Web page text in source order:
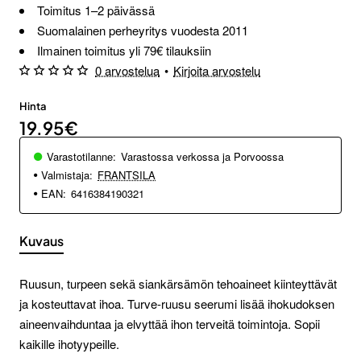
Toimitus 1–2 päivässä
Suomalainen perheyritys vuodesta 2011
Ilmainen toimitus yli 79€ tilauksiin
0 arvostelua • Kirjoita arvostelu
Hinta
19.95€
Varastotilanne: Varastossa verkossa ja Porvoossa
Valmistaja: FRANTSILA
EAN: 6416384190321
Kuvaus
Ruusun, turpeen sekä siankärsämön tehoaineet kiinteyttävät
ja kosteuttavat ihoa. Turve-ruusu seerumi lisää ihokudoksen
aineenvaihduntaa ja elvyttää ihon terveitä toimintoja. Sopii
kaikille ihotyypeille.